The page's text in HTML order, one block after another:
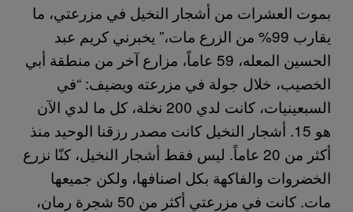
بموت العشرات من أشجار النخيل في مزرعتي، ما
يقارب 99% من الزرع مات،” يخبرني كريم عبد
الحسين المعله، 59 عاماً، مزارع آخر من منطقة أبي
الخصيب، خلال جولة في مزرعته ويضيف: “في
السبعينيات، كانت لدي 200 نخلة، كل ما لدي الآن
هو 15. أشجار النخيل كانت مصدر رزقنا الوحيد منذ
أكثر من 20 عاماً. ليس فقط أشجار النخيل، كنّا نزرع
الخضروات والفاكهة بكل اصنافها، ولكن جميعها
مات. كانت في مزرعتي أكثر من 50 شجرة رمان،